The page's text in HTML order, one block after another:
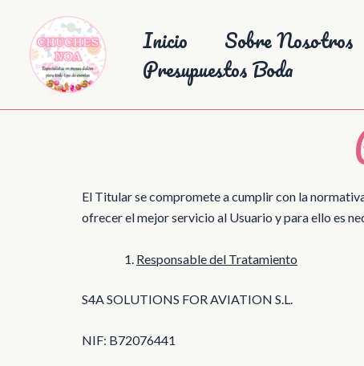
contenido
Inicio Sobre Nosotros
Presupuestos Boda
El Titular se compromete a cumplir con la
ofrecer el mejor servicio al Usuario y para ello es
Responsable del Tratamiento
S4A SOLUTIONS FOR AVIATION S.L.
NIF: B72076441